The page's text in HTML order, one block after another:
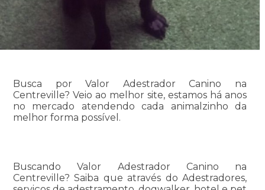
Busca por Valor Adestrador Canino na
Centreville? Veio ao melhor site, estamos há anos
no mercado atendendo cada animalzinho da
melhor forma possível.
Buscando Valor Adestrador Canino na
Centreville? Saiba que através do Adestradores,